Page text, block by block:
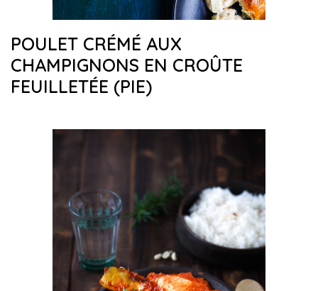
POULET CRÉMÉ AUX
CHAMPIGNONS EN CROÛTE
FEUILLETÉE (PIE)